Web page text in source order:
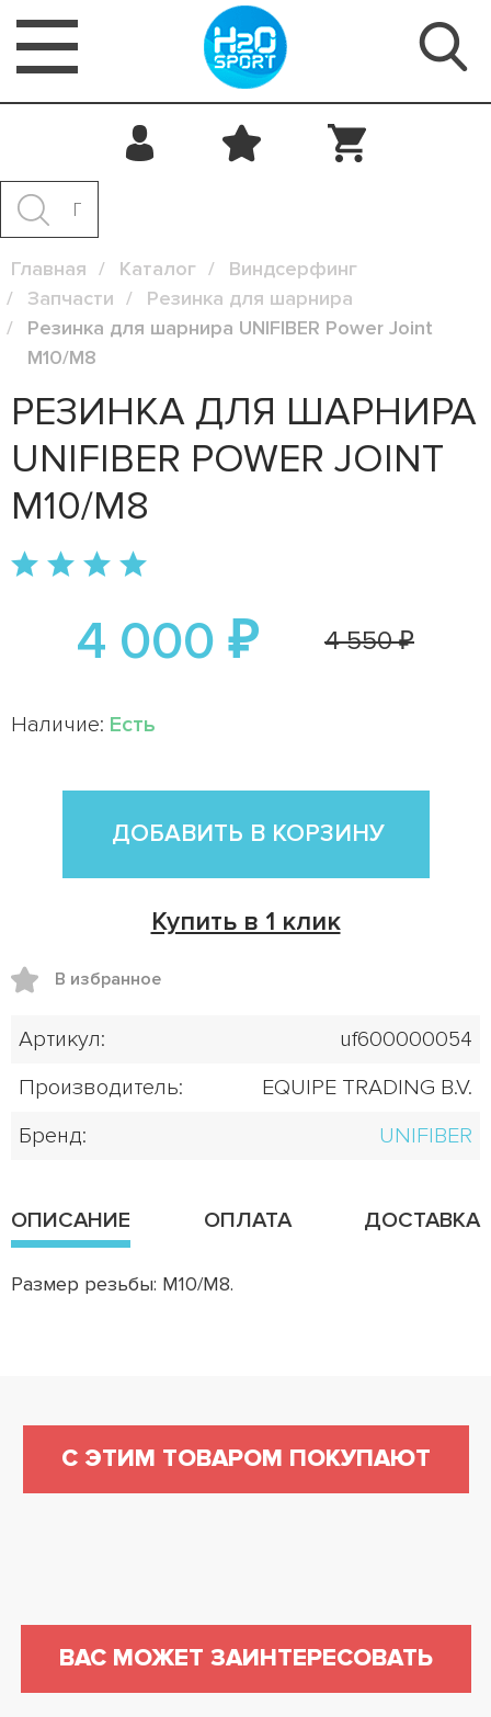
Главная Каталог
Виндсерфинг
Запчасти
Резинка для шарнира
Резинка для шарнира UNIFIBER Power Joint
M10/M8
РЕЗИНКА ДЛЯ ШАРНИРА
UNIFIBER POWER JOINT
M10/M8
4 000 ₽ 4 550 ₽
Наличие: Есть
ДОБАВИТЬ В КОРЗИНУ
Купить в 1 клик
В избранное
Артикул:
uf600000054
Производитель:
EQUIPE TRADING B.V.
Бренд:
UNIFIBER
ОПИСАНИЕ ОПЛАТА ДОСТАВКА
Размер резьбы: M10/M8.
С ЭТИМ ТОВАРОМ ПОКУПАЮТ
ВАС МОЖЕТ ЗАИНТЕРЕСОВАТЬ